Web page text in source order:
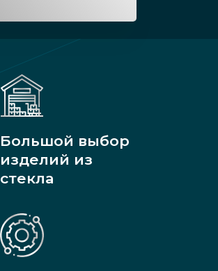
Большой выбор
изделий из
стекла